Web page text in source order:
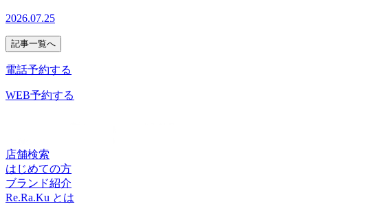
【アクセス】京王線「府中駅」直結徒歩3分【お知らせ】電子マネー決済・
2026.07.25
記事一覧へ
電話予約する
WEB予約する
店舗検索
はじめての方
ブランド紹介
Re.Ra.Ku とは